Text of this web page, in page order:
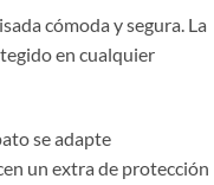
cómoda y segura. La
en cualquier
se adapte
un extra de protección